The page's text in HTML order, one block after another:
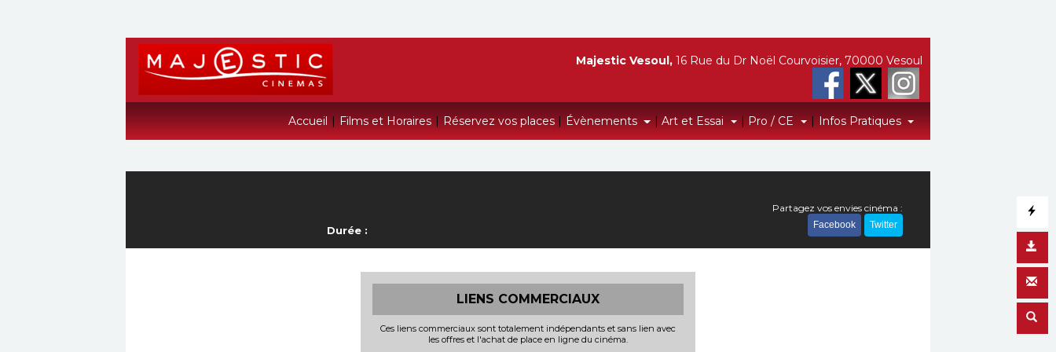
Accueil | Films et Horaires | Réservez vos places | Évènements | Art et Essai | Pro / CE | Infos Pratiques
Majestic Vesoul, 16 Rue du Dr Noël Courvoisier, 70000 Vesoul
Durée :
Partagez vos envies cinéma :
Facebook Twitter
LIENS COMMERCIAUX
Ces liens commerciaux sont totalement indépendants et sans lien avec
les offres et l'achat de place en ligne du cinéma.